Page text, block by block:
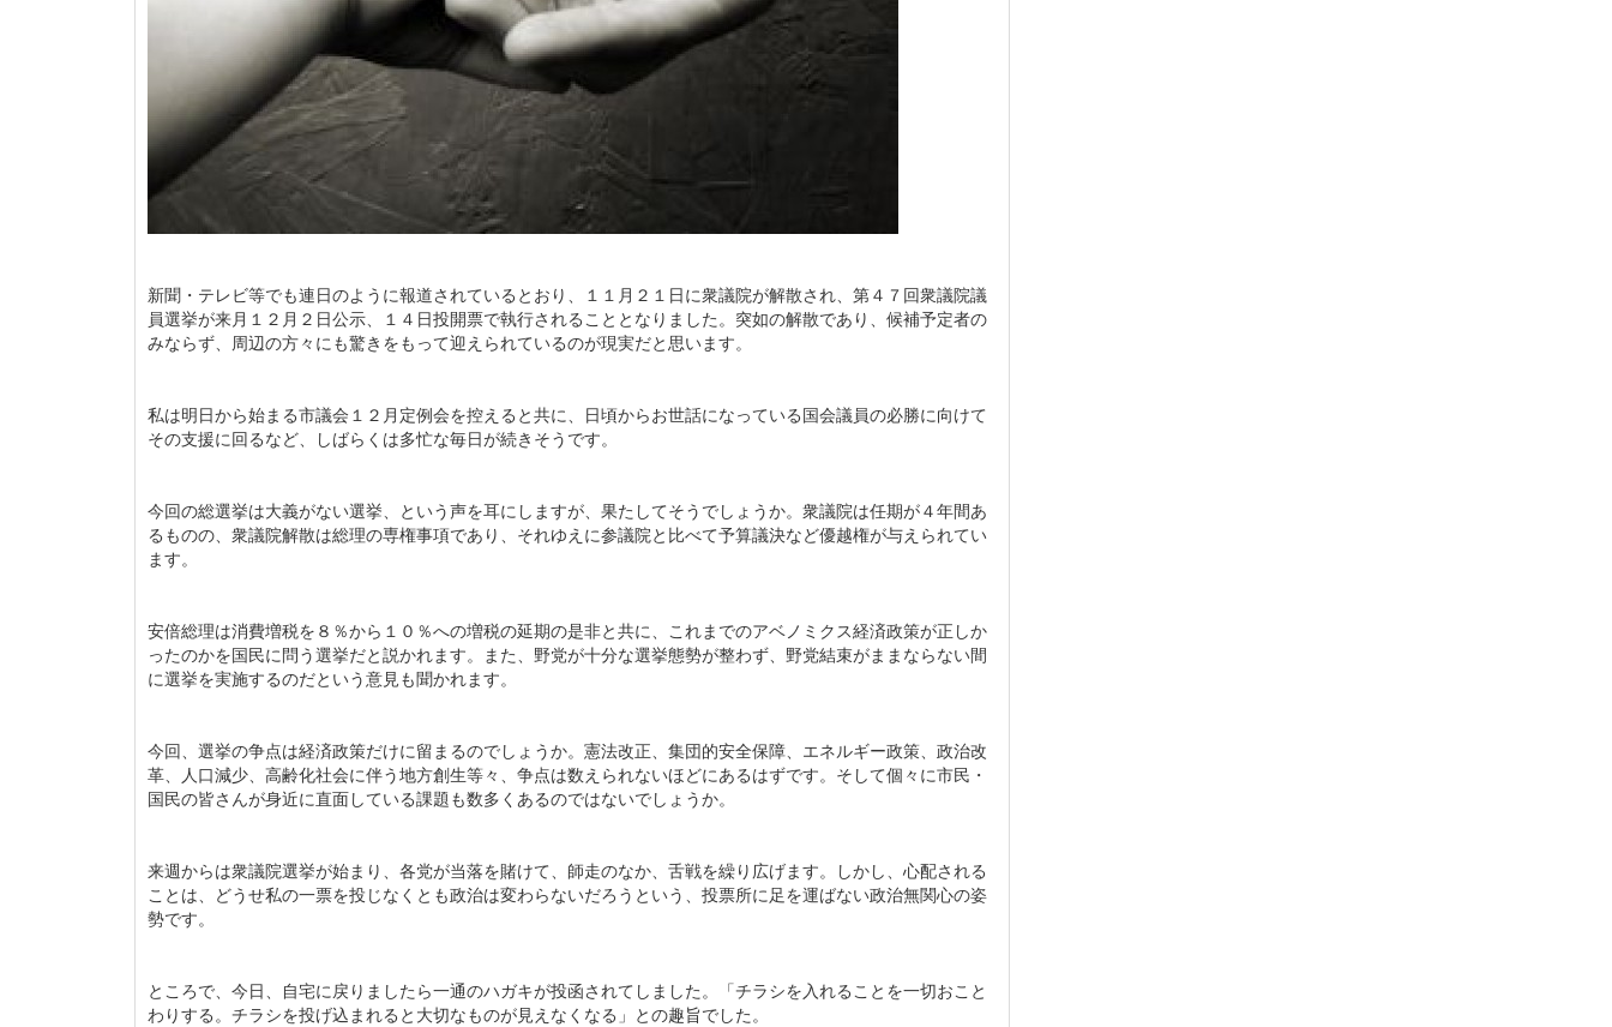
新聞・テレビ等でも連日のように報道されているとおり、１１月２１日に衆議院が解散され、第４７回衆議院議
員選挙が来月１２月２日公示、１４日投開票で執行されることとなりました。突如の解散であり、候補予定者の
みならず、周辺の方々にも驚きをもって迎えられているのが現実だと思います。
私は明日から始まる市議会１２月定例会を控えると共に、日頃からお世話になっている国会議員の必勝に向けて
その支援に回るなど、しばらくは多忙な毎日が続きそうです。
今回の総選挙は大義がない選挙、という声を耳にしますが、果たしてそうでしょうか。衆議院は任期が４年間あ
るものの、衆議院解散は総理の専権事項であり、それゆえに参議院と比べて予算議決など優越権が与えられてい
ます。
安倍総理は消費増税を８％から１０％への増税の延期の是非と共に、これまでのアベノミクス経済政策が正しか
ったのかを国民に問う選挙だと説かれます。また、野党が十分な選挙態勢が整わず、野党結束がままならない間
に選挙を実施するのだという意見も聞かれます。
今回、選挙の争点は経済政策だけに留まるのでしょうか。憲法改正、集団的安全保障、エネルギー政策、政治改
革、人口減少、高齢化社会に伴う地方創生等々、争点は数えられないほどにあるはずです。そして個々に市民・
国民の皆さんが身近に直面している課題も数多くあるのではないでしょうか。
来週からは衆議院選挙が始まり、各党が当落を賭けて、師走のなか、舌戦を繰り広げます。しかし、心配される
ことは、どうせ私の一票を投じなくとも政治は変わらないだろうという、投票所に足を運ばない政治無関心の姿
勢です。
ところで、今日、自宅に戻りましたら一通のハガキが投函されてしました。「チラシを入れることを一切おこと
わりする。チラシを投げ込まれると大切なものが見えなくなる」との趣旨でした。